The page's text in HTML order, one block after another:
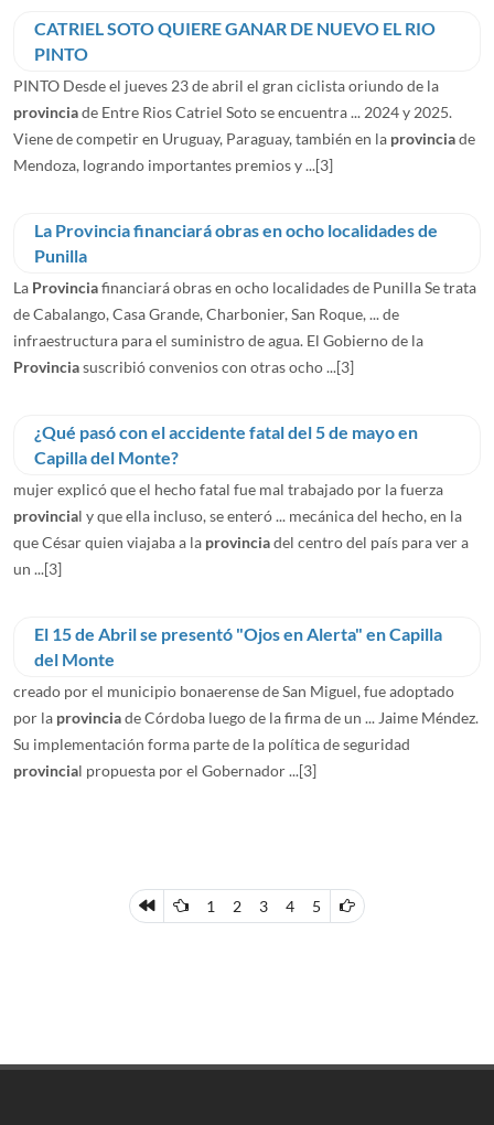
CATRIEL SOTO QUIERE GANAR DE NUEVO EL RIO
PINTO
PINTO Desde el jueves 23 de abril el gran ciclista oriundo de la
provinciade Entre Rios Catriel Soto se encuentra ... 2024 y 2025.
Viene de competir en Uruguay, Paraguay, también en la provinciade
Mendoza, logrando importantes premios y ...[3]
La Provincia financiará obras en ocho localidades de
Punilla
La Provinciafinanciará obras en ocho localidades de Punilla Se trata
de Cabalango, Casa Grande, Charbonier, San Roque, ... de
infraestructura para el suministro de agua. El Gobierno de la
Provinciasuscribió convenios con otras ocho ...[3]
¿Qué pasó con el accidente fatal del 5 de mayo en
Capilla del Monte?
mujer explicó que el hecho fatal fue mal trabajado por la fuerza
provincial y que ella incluso, se enteró ... mecánica del hecho, en la
que César quien viajaba a la provinciadel centro del país para ver a
un ...[3]
El 15 de Abril se presentó "Ojos en Alerta" en Capilla
del Monte
creado por el municipio bonaerense de San Miguel, fue adoptado
por la provinciade Córdoba luego de la firma de un ... Jaime Méndez.
Su implementación forma parte de la política de seguridad
provincial propuesta por el Gobernador ...[3]
1 2 3 4 5